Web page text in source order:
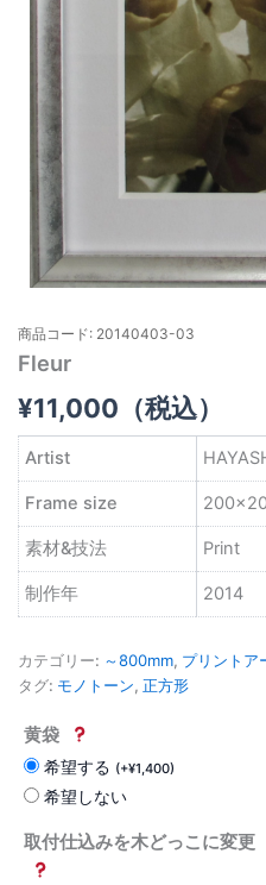
商品コード: 20140403-03
Fleur
¥11,000 （税込）
Artist
Frame size
素材&技法 Print
制作年 2014
カテゴリー: ～800mm, プリントア
タグ: モノトーン, 正方形
黄袋
希望する (+¥1,400)
希望しない
取付仕込みを木どっこに変更